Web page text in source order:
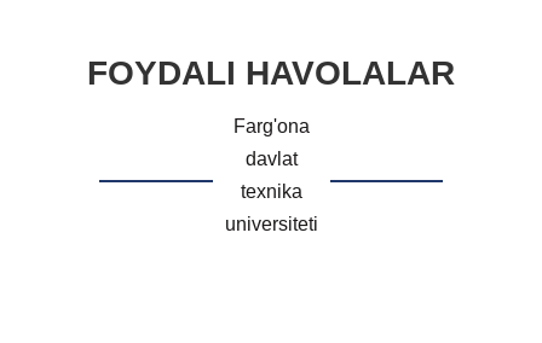
FOYDALI HAVOLALAR
Farg'ona
davlat
texnika
universiteti